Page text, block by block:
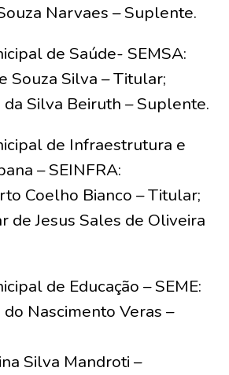
Narvaes – Suplente.
de Saúde- SEMSA:
Souza Silva – Titular;
da Silva Beiruth – Suplente.
de Infraestrutura e
– SEINFRA:
Coelho Bianco – Titular;
de Jesus Sales de Oliveira
de Educação – SEME:
do Nascimento Veras –
Silva Mandroti –